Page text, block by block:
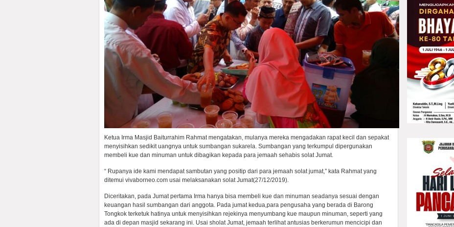
Ketua Irma Masjid Baiturrahim Rahmat mengatakan, mulanya mereka mengadakan rapat kecil dan sepakat
menyisihkan sedikit uangnya untuk sumbangan sukarela. Sumbangan yang terkumpul dipergunakan
membeli kue dan minuman untuk dibagikan kepada para jemaah sehabis solat Jumat.
“ Rupanya ide kami mendapat sambutan yang positip dari para jemaah solat jumat,” kata Rahmat yang
ditemui vivaborneo.com usai melaksanakan solat Jumat(27/12/2019).
Diceritakan, pada Jumat pertama Irma hanya bisa membeli kue dan minuman seadanya sesuai dengan
keuangan hasil sumbangan dari anggota. Pada jumat kedua,para pengusaha yang berada di Barong
Tongkok terketuk hatinya untuk menyisihkan rejekinya menyumbang kue maupun minuman, seperti yang
ada di depan masjid sekarang ini. Usai sholat Jumat, jemaah terlihat antusias berkerumun mencicipi dan